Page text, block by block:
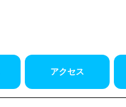
アクセス